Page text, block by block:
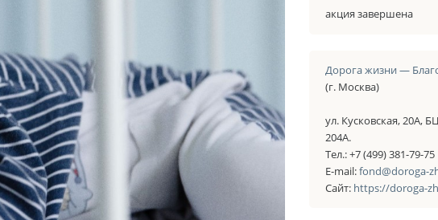
акция завершена
Дорога жизни —
(г. Москва)
ул. Кусковская, 20А,
204А.
Тел.: +7 (499) 381-79-75
E-mail:fond@doroga-
Сайт: https://doroga-